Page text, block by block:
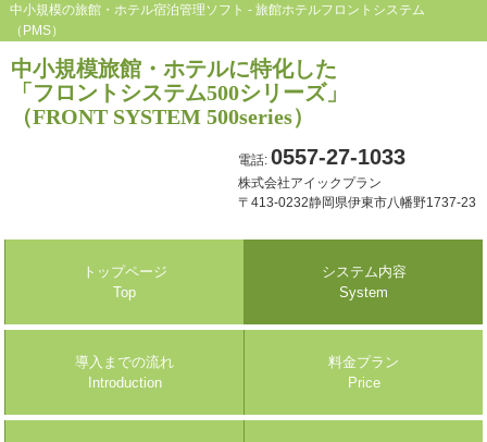
中小規模の旅館・ホテル宿泊管理ソフト - 旅館ホテルフロントシステム
（PMS）
中小規模旅館・ホテルに特化した
「フロントシステム500シリーズ」
（FRONT SYSTEM 500series）
電話: 0557-27-1033
株式会社アイックプラン
〒413-0232静岡県伊東市八幡野1737-23
トップページ
Top
システム内容
System
導入までの流れ
Introduction
料金プラン
Price